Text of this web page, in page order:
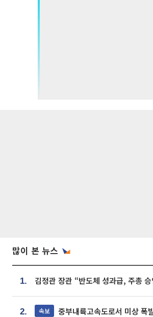
많이 본 뉴스
1.
2. 속보 중부내륙고속도로서 미상 폭